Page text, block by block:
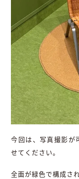
今回は、写真撮影が
せてください。
全面が緑色で構成さ